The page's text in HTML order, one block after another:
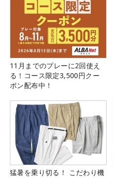
11月までのプレーに2回使え
る！コース限定3,500円クー
ポン配布中！
猛暑を乗り切る！ こだわり機